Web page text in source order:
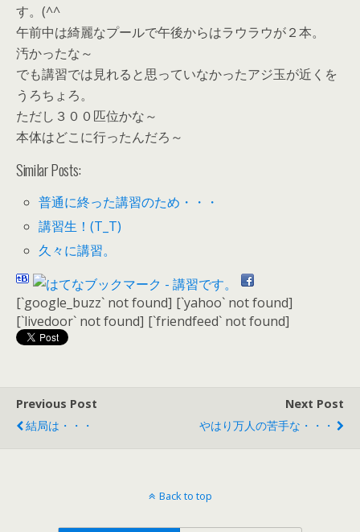
す。(^^ゞ
午前中は綺麗なプールで午後からはラウラウが２本。
汚かったな～
でも講習では見れると思っていなかったアジ玉が近くを
うろちょろ。
ただし３００匹位かな～
本体はどこに行ったんだろ～
Similar Posts:
普通に終った講習のため・・・
講習生！(T_T)
久々に講習。
[`google_buzz` not found] [`yahoo` not found]
[`livedoor` not found] [`friendfeed` not found]
Previous Post
結局は・・・
Next Post
やはり万人の苦手な・・・
Back to top